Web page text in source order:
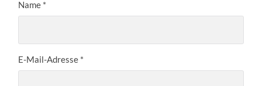
Name *
E-Mail-Adresse *